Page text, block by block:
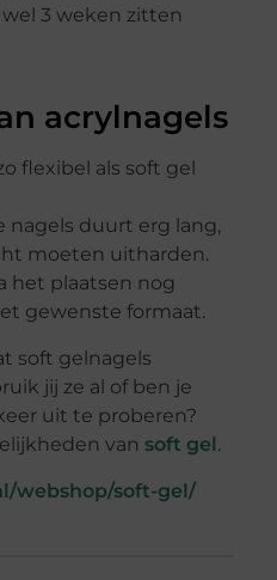
3 weken zitten
acrylnagels
flexibel als soft gel
nagels duurt erg lang,
moeten uitharden.
het plaatsen nog
gewenste formaat.
soft gelnagels
jij ze al of ben je
uit te proberen?
van soft gel.
webshop/soft-gel/